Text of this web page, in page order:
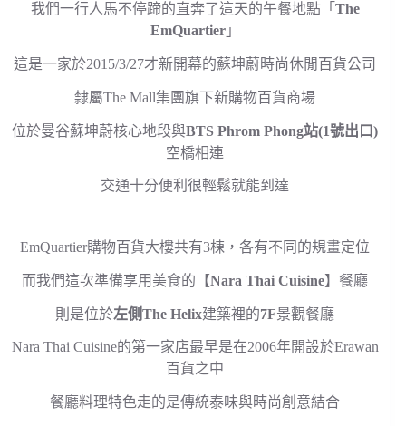
我們一行人馬不停蹄的直奔了這天的午餐地點「 The
EmQuartier」
這是一家於2015/3/27才新開幕的蘇坤蔚時尚休閒百貨公司
隸屬The Mall集團旗下新購物百貨商場
位於曼谷蘇坤蔚核心地段與BTS Phrom Phong站(1號出口)
空橋相連
交通十分便利很輕鬆就能到達
EmQuartier購物百貨大樓共有3棟，各有不同的規畫定位
而我們這次準備享用美食的【Nara Thai Cuisine】餐廳
則是位於左側The Helix建築裡的7F景觀餐廳
Nara Thai Cuisine的第一家店最早是在2006年開設於Erawan
百貨之中
餐廳料理特色走的是傳統泰味與時尚創意結合